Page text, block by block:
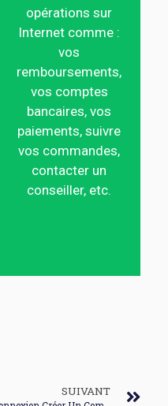
opérations sur
Internet comme :
vos
remboursements,
vos comptes
bancaires, vos
paiements, suivre
vos commandes,
contacter un
conseiller, etc.
SUIVANT